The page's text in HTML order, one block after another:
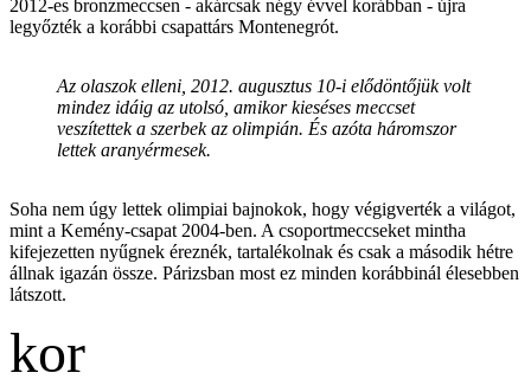
2012-es bronzmeccsen - akárcsak négy évvel korábban - újra
legyőzték a korábbi csapattárs Montenegrót.
Az olaszok elleni, 2012. augusztus 10-i elődöntőjük volt
mindez idáig az utolsó, amikor kieséses meccset
veszítettek a szerbek az olimpián. És azóta háromszor
lettek aranyérmesek.
Soha nem úgy lettek olimpiai bajnokok, hogy végigverték a világot,
mint a Kemény-csapat 2004-ben. A csoportmeccseket mintha
kifejezetten nyűgnek éreznék, tartalékolnak és csak a második hétre
állnak igazán össze. Párizsban most ez minden korábbinál élesebben
látszott.